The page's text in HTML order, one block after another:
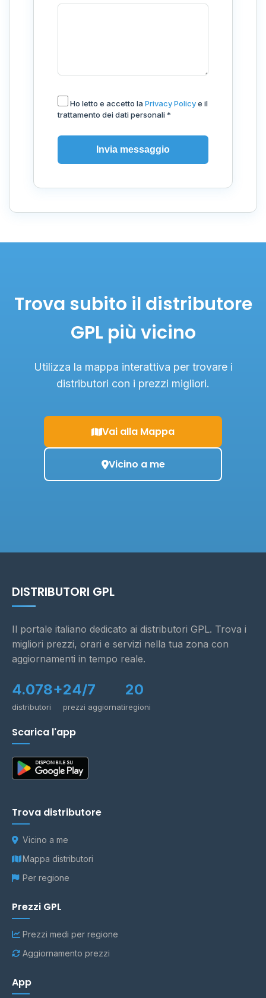
Ho letto e accetto laPrivacy Policye il
trattamento dei dati personali *
Invia messaggio
Trova subito il distributore
GPL più vicino
Utilizza la mappa interattiva per trovare i
distributori con i prezzi migliori.
Vai alla Mappa
Vicino a me
DISTRIBUTORI GPL
Il portale italiano dedicato ai distributori GPL. Trova i
migliori prezzi, orari e servizi nella tua zona con
aggiornamenti in tempo reale.
4.078+
distributori
24/7
prezzi aggiornati
20
regioni
Scarica l'app
Trova distributore
Vicino a me
Mappa distributori
Per regione
Prezzi GPL
Prezzi medi per regione
Aggiornamento prezzi
App